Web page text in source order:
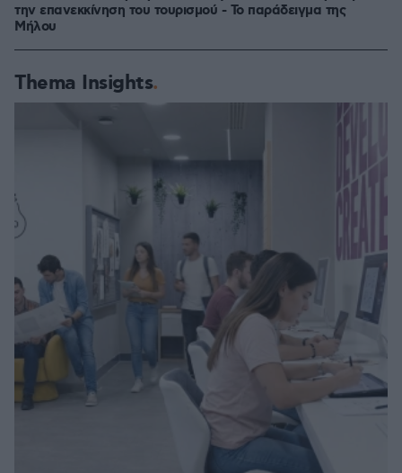
την επανεκκίνηση του τουρισμού - Το παράδειγμα της
Μήλου
Thema Insights